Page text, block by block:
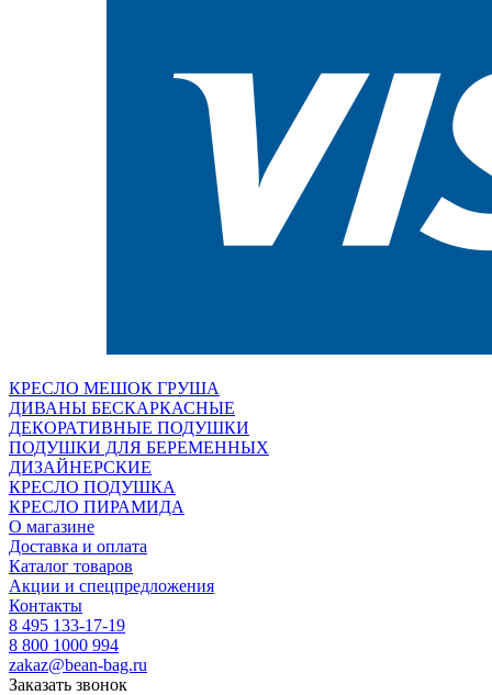
КРЕСЛО МЕШОК ГРУША
ДИВАНЫ БЕСКАРКАСНЫЕ
ДЕКОРАТИВНЫЕ ПОДУШКИ
ПОДУШКИ ДЛЯ БЕРЕМЕННЫХ
ДИЗАЙНЕРСКИЕ
КРЕСЛО ПОДУШКА
КРЕСЛО ПИРАМИДА
О магазине
Доставка и оплата
Каталог товаров
Акции и спецпредложения
Контакты
8 495 133-17-19
8 800 1000 994
zakaz@bean-bag.ru
Заказать звонок